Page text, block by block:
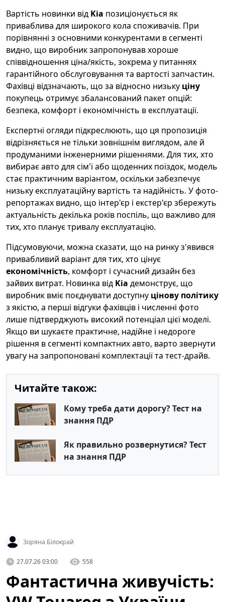
Вартість новинки від Kia позиціонується як
приваблива для широкого кола споживачів. При
порівнянні з основними конкурентами в сегменті
видно, що виробник запропонував хороше
співвідношення ціна/якість, зокрема у питаннях
гарантійного обслуговування та вартості запчастин.
Фахівці відзначають, що за відносно низьку ціну
покупець отримує збалансований пакет опцій:
безпека, комфорт і економічність в експлуатації.
Експертні огляди підкреслюють, що ця пропозиція
відрізняється не тільки зовнішнім виглядом, але й
продуманими інженерними рішеннями. Для тих, хто
вибирає авто для сім'ї або щоденних поїздок, модель
стає практичним варіантом, оскільки забезпечує
низьку експлуатаційну вартість та надійність. У фото-
репортажах видно, що інтер'єр і екстер'єр збережуть
актуальність декілька років поспіль, що важливо для
тих, хто планує тривалу експлуатацію.
Підсумовуючи, можна сказати, що на ринку з'явився
привабливий варіант для тих, хто цінує
економічність, комфорт і сучасний дизайн без
зайвих витрат. Новинка від Kia демонструє, що
виробник вміє поєднувати доступну цінову політику
з якістю, а перші відгуки фахівців і численні фото
лише підтверджують високий потенціал цієї моделі.
Якщо ви шукаєте практичне, надійне і недороге
рішення в сегменті компактних авто, варто звернути
увагу на запропоновані комплектації та тест-драйв.
Читайте також:
Кому треба дати дорогу? Тест на
знання ПДР
Як правильно розвернутися? Тест
на знання ПДР
Зоряна Білокрай
27.07.26 03:00 558
Фантастична живучість: